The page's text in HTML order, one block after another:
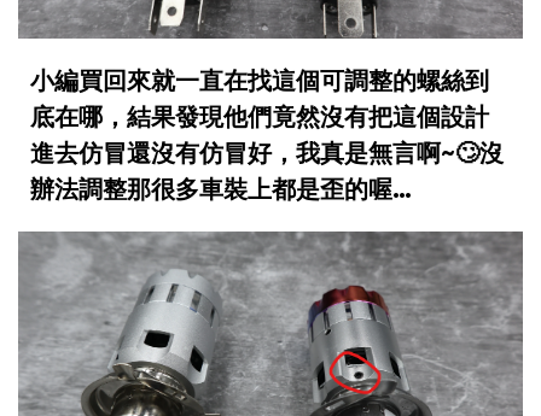
小編買回來就一直在找這個可調整的螺絲到
底在哪，結果發現他們竟然沒有把這個設計
進去仿冒還沒有仿冒好，我真是無言啊~🙄沒
辦法調整那很多車裝上都是歪的喔…